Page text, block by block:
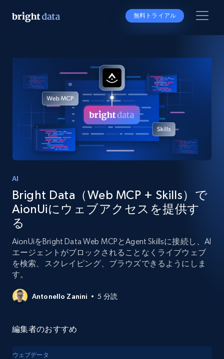
無料トライアル
AI
Bright Data（Web MCP + Skills）で
AionUiにウェブアクセスを提供す
る
AionUiをBright Data Web MCPとAgent Skillsに接続し、AI
エージェントがブロックされることなくライブウェブ
を検索、スクレイピング、ブラウズできるようにしま
す。
Antonello Zanini 5 分読
編集者のおすすめ
ウェブデータ